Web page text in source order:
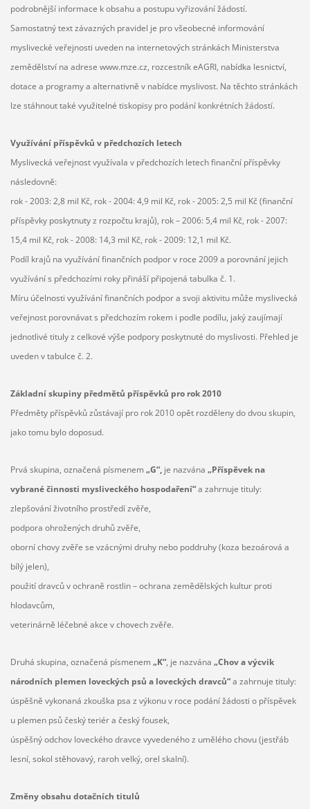
podrobnější informace k obsahu a postupu vyřizování žádostí.
Samostatný text závazných pravidel je pro všeobecné informování
myslivecké veřejnosti uveden na internetových stránkách Ministerstva
zemědělství na adrese www.mze.cz, rozcestník eAGRI, nabídka lesnictví,
dotace a programy a alternativně v nabídce myslivost. Na těchto stránkách
lze stáhnout také využitelné tiskopisy pro podání konkrétních žádostí.
Využívání příspěvků v předchozích letech
Myslivecká veřejnost využívala v předchozích letech finanční příspěvky
následovně:
rok - 2003: 2,8 mil Kč, rok - 2004: 4,9 mil Kč, rok - 2005: 2,5 mil Kč (finanční
příspěvky poskytnuty z rozpočtu krajů), rok – 2006: 5,4 mil Kč, rok - 2007:
15,4 mil Kč, rok - 2008: 14,3 mil Kč, rok - 2009: 12,1 mil Kč.
Podíl krajů na využívání finančních podpor v roce 2009 a porovnání jejich
využívání s předchozími roky přináší připojená tabulka č. 1.
Míru účelnosti využívání finančních podpor a svoji aktivitu může myslivecká
veřejnost porovnávat s předchozím rokem i podle podílu, jaký zaujímají
jednotlivé tituly z celkové výše podpory poskytnuté do myslivosti. Přehled je
uveden v tabulce č. 2.
Základní skupiny předmětů příspěvků pro rok 2010
Předměty příspěvků zůstávají pro rok 2010 opět rozděleny do dvou skupin,
jako tomu bylo doposud.
Prvá skupina, označená písmenem „G“,je nazvána „Příspěvek na
vybrané činnosti mysliveckého hospodaření“a zahrnuje tituly:
zlepšování životního prostředí zvěře,
podpora ohrožených druhů zvěře,
oborní chovy zvěře se vzácnými druhy nebo poddruhy (koza bezoárová a
bílý jelen),
použití dravců v ochraně rostlin – ochrana zemědělských kultur proti
hlodavcům,
veterinárně léčebné akce v chovech zvěře.
Druhá skupina, označená písmenem „K“, je nazvána „Chov a výcvik
národních plemen loveckých psů a loveckých dravců“a zahrnuje tituly:
úspěšně vykonaná zkouška psa z výkonu v roce podání žádosti o příspěvek
u plemen psů český teriér a český fousek,
úspěšný odchov loveckého dravce vyvedeného z umělého chovu (jestřáb
lesní, sokol stěhovavý, raroh velký, orel skalní).
Změny obsahu dotačních titulů